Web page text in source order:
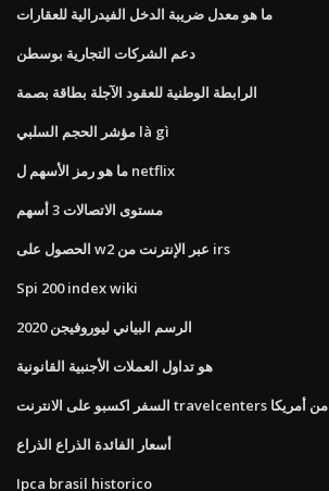
ما هو معدل ضريبة الدخل الفيدرالية للعقارات
دعم الشركات التجارية بوسطن
الرابطة الوطنية للعقود الآجلة بطاقة بصمة
مؤشر الحجم السلبي là gì
ما هو رمز الأسهم ل netflix
مستوى الاتصالات 3 أسهم
الحصول على w2 عبر الإنترنت من irs
Spi 200 index wiki
الرسم البياني ليوروفيجن 2020
هو تداول العملات الأجنبية القانونية
السفر اكسبو على الانترنت travelcenters من أمريكا
أسعار الفائدة الذراع الذراع
Ipca brasil historico